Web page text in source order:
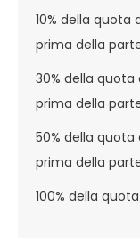
10% della quota
prima della
30% della quota
prima della
50% della quota
prima della
100% della